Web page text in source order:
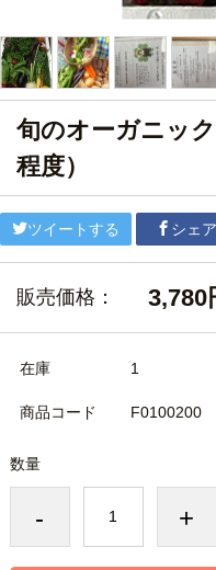
旬のオーガニッ
程度）
ツイートする シェ
販売価格： 3,780
在庫 1
商品コード F0100200
数量
- +